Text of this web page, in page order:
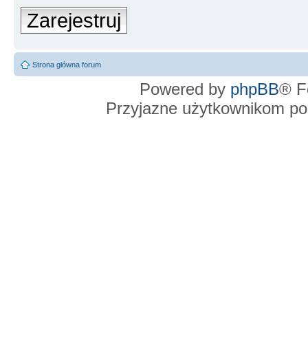
Zarejestruj
Strona główna forum
Powered by phpBB®
Przyjazne użytkownikom